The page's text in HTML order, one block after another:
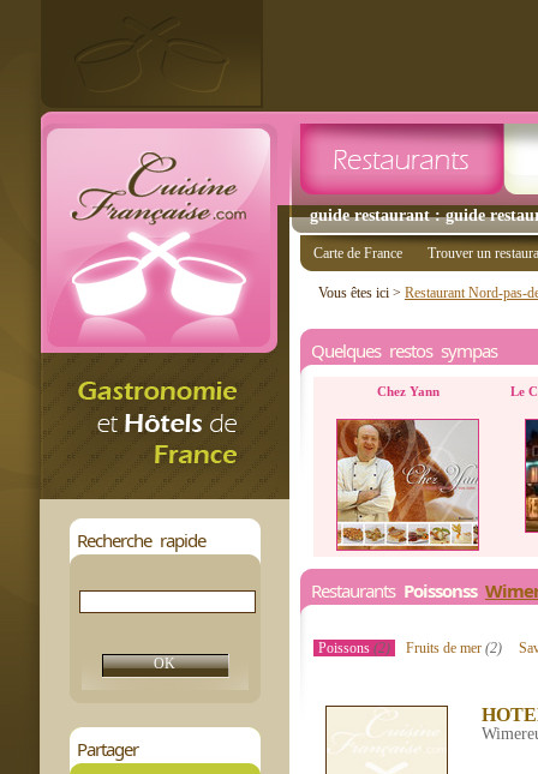
guide restaurant : guide
Recherche rapide
Partager
Carte de France Trouver un
Vous êtes ici > Restaurant Nord-pas-
Quelques restos sympas
Chez Yann Le
Restaurants Poissonss
Poissons (2) Fruits de mer(2)